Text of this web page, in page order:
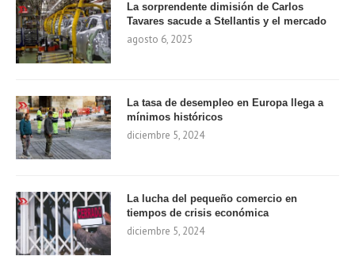
La sorprendente dimisión de Carlos
Tavares sacude a Stellantis y el mercado
agosto 6, 2025
La tasa de desempleo en Europa llega a
mínimos históricos
diciembre 5, 2024
La lucha del pequeño comercio en
tiempos de crisis económica
diciembre 5, 2024